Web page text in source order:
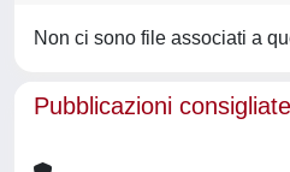
Non ci sono file associati a
Pubblicazioni consigliate